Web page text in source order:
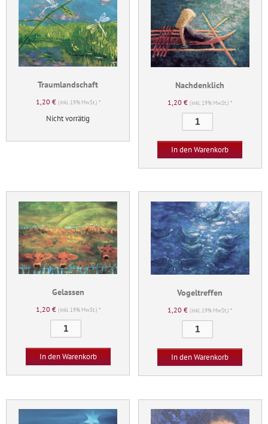
Traumlandschaft
1,20 € (inkl. 19% MwSt.) *
Nicht vorrätig
Nachdenklich
1,20€ (inkl. 19% MwSt.) *
Menge
In den Warenkorb
Gelassen
1,20 € (inkl. 19% MwSt.) *
Menge
In den Warenkorb
Vogeltreffen
1,20€ (inkl. 19% MwSt.) *
Menge
In den Warenkorb